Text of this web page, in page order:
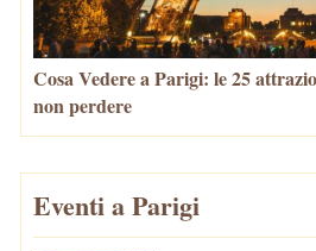
Cosa Vedere a Parigi: le 25
non perdere
Eventi a Parigi